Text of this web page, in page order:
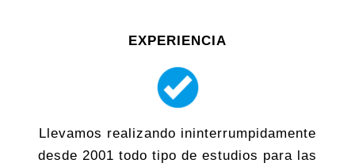
EXPERIENCIA
Llevamos realizando ininterrumpidamente
desde 2001 todo tipo de estudios para las